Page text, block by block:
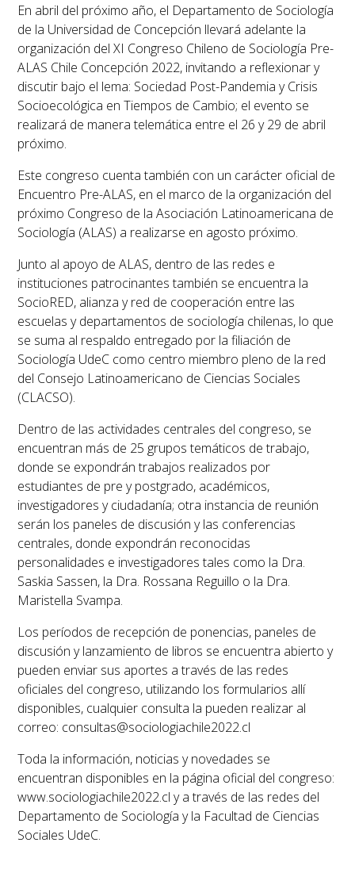
En abril del próximo año, el Departamento de Sociología
de la Universidad de Concepción llevará adelante la
organización del XI Congreso Chileno de Sociología Pre-
ALAS Chile Concepción 2022, invitando a reflexionar y
discutir bajo el lema: Sociedad Post-Pandemia y Crisis
Socioecológica en Tiempos de Cambio; el evento se
realizará de manera telemática entre el 26 y 29 de abril
próximo.
Este congreso cuenta también con un carácter oficial de
Encuentro Pre-ALAS, en el marco de la organización del
próximo Congreso de la Asociación Latinoamericana de
Sociología (ALAS) a realizarse en agosto próximo.
Junto al apoyo de ALAS, dentro de las redes e
instituciones patrocinantes también se encuentra la
SocioRED, alianza y red de cooperación entre las
escuelas y departamentos de sociología chilenas, lo que
se suma al respaldo entregado por la filiación de
Sociología UdeC como centro miembro pleno de la red
del Consejo Latinoamericano de Ciencias Sociales
(CLACSO).
Dentro de las actividades centrales del congreso, se
encuentran más de 25 grupos temáticos de trabajo,
donde se expondrán trabajos realizados por
estudiantes de pre y postgrado, académicos,
investigadores y ciudadanía; otra instancia de reunión
serán los paneles de discusión y las conferencias
centrales, donde expondrán reconocidas
personalidades e investigadores tales como la Dra.
Saskia Sassen, la Dra. Rossana Reguillo o la Dra.
Maristella Svampa.
Los períodos de recepción de ponencias, paneles de
discusión y lanzamiento de libros se encuentra abierto y
pueden enviar sus aportes a través de las redes
oficiales del congreso, utilizando los formularios allí
disponibles, cualquier consulta la pueden realizar al
correo: consultas@sociologiachile2022.cl
Toda la información, noticias y novedades se
encuentran disponibles en la página oficial del congreso:
www.sociologiachile2022.cl y a través de las redes del
Departamento de Sociología y la Facultad de Ciencias
Sociales UdeC.